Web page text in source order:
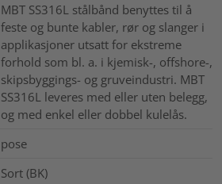
MBT SS316L stålbånd benyttes til å
feste og bunte kabler, rør og slanger i
applikasjoner utsatt for ekstreme
forhold som bl. a. i kjemisk-, offshore-,
skipsbyggings- og gruveindustri. MBT
SS316L leveres med eller uten belegg,
og med enkel eller dobbel kulelås.
pose
Sort (BK)